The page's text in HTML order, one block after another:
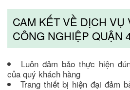
CAM KẾT VỀ DỊCH VỤ
CÔNG NGHIỆP QUẬN
Luôn đảm bảo thực hiện
của quý khách hàng
Trang thiết bị hiện đại đảm